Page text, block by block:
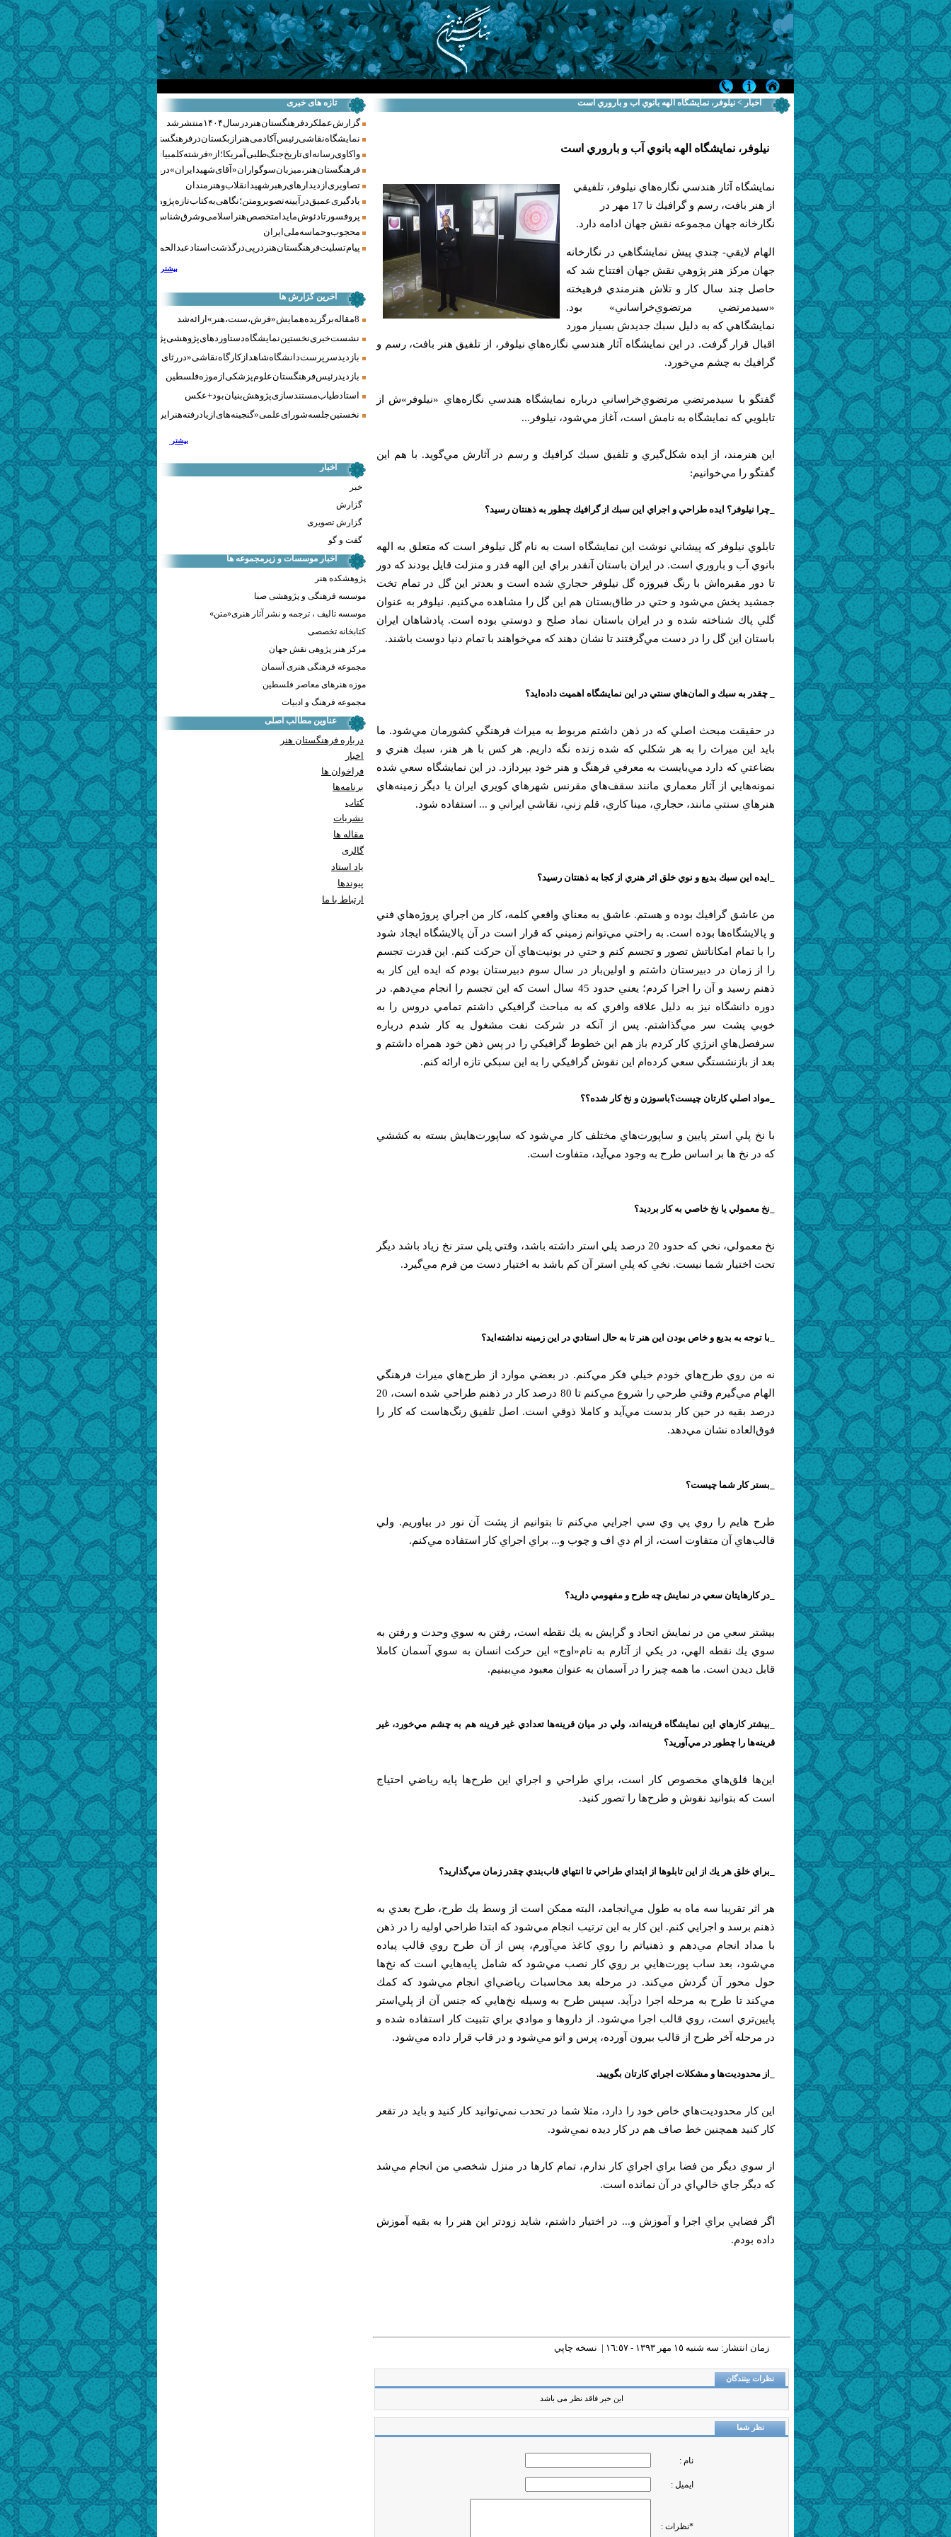
تازه های خبری
گزارش عملکرد فرهنگستان هنر در سال ۱۴۰۴ منتشر شد
نمایشگاه نقاشی رئیس آکادمی هنر ازبکستان در فرهنگستان هنر
واکاوی رسانه‌ای تاریخ جنگ‌طلبی آمریکا؛ از «فرشته کلمبیا» تا پنتاگونیسم هالیوود
فرهنگستان هنر، میزبان سوگواران «آقای شهید ایران» در روزهای وداع شد+ گزارش تصویری
تصاویری از دیدارهای رهبر شهید انقلاب و هنرمندان
یادگیری عمیق در آیینه تصویر و متن؛ نگاهی به کتاب تازه پژوهشکده هنر
پروفسور تادئوش مایدا متخصص هنر اسلامی و شرق‌شناس لهستانی درگذشت
محجوب و حماسه ملی ایران
پیام تسلیت فرهنگستان هنر در پی درگذشت استاد عبدالحمید نقره‌کار
بیشتر
آخرین گزارش ها
8 مقاله برگزیده همایش «فرش، سنت، هنر» ارائه شد
نشست خبری نخستین نمایشگاه دستاوردهای پژوهشی پژوهشگاه‌های هنری
بازدید سرپرست دانشگاه شاهد از کارگاه نقاشی «در رثای سیمرغ تجلی»
بازدید رئیس فرهنگستان علوم پزشکی از موزه فلسطین
استاد طیاب مستندسازی پژوهش‌بنیان بود + عکس
نخستین جلسه شورای علمی «گنجینه‌های ازیادرفته هنر ایران» برگزار شد
بیشتر
اخبار
خبر
گزارش
گزارش تصویری
گفت و گو
اخبار موسسات و زیرمجموعه ها
پژوهشکده هنر
موسسه فرهنگی و پژوهشی صبا
موسسه تالیف ، ترجمه و نشر آثار هنری«متن»
کتابخانه تخصصی
مرکز هنر پژوهی نقش جهان
مجموعه فرهنگی هنری آسمان
موزه هنرهای معاصر فلسطین
مجموعه فرهنگ و ادبیات
عناوین مطالب اصلی
درباره فرهنگستان هنر
اخبار
فراخوان ها
برنامه‌ها
کتاب
نشریات
مقاله ها
گالری
یاد استاد
پيوندها
ارتباط با ما
اخبار > نيلوفر، نمايشگاه الهه بانوي آب و باروري است
نيلوفر، نمايشگاه الهه بانوي آب و باروري است
نمايشگاه آثار هندسي نگاره‌هاي نيلوفر، تلفيقي
از هنر بافت، رسم و گرافيك تا 17 مهر در
نگارخانه جهان مجموعه نقش جهان ادامه دارد.
الهام لايقي- چندي پيش نمايشگاهي در نگارخانه
جهان مركز هنر پژوهي نقش جهان افتتاح شد كه
حاصل چند سال كار و تلاش هنرمندي فرهيخته
«سيدمرتضي مرتضوي‌خراساني» بود.
نمايشگاهي كه به دليل سبك جديدش بسيار مورد
اقبال قرار گرفت. در اين نمايشگاه آثار هندسي نگاره‌هاي نيلوفر، از تلفيق هنر بافت، رسم و
گرافيك به چشم مي‌خورد.
گفتگو با سيد‌مرتضي مرتضوي‌خراساني درباره نمايشگاه هندسي نگاره‌هاي «نيلوفر»ش از
تابلويي كه نمايشگاه به نامش است، آغاز مي‌شود، نيلوفر...
اين هنرمند، از ايده شكل‌گيري و تلفيق سبك كرافيك و رسم در آثارش مي‌گويد. با هم اين
گفتگو را مي‌خوانيم:
_چرا نيلوفر؟ ايده طراحي و اجراي اين سبك از گرافيك چطور به ذهنتان رسيد؟
تابلوي نيلوفر كه پيشاني نوشت اين نمايشگاه است به نام گل نيلوفر است كه متعلق به الهه
بانوي آب و باروري است. در ايران باستان آنقدر براي اين الهه قدر و منزلت قايل بودند كه دور
تا دور مقبره‌اش با رنگ فيروزه گل نيلوفر حجاري شده است و بعدتر اين گل در تمام تخت
جمشيد پخش مي‌شود و حتي در طاق‌بستان هم اين گل را مشاهده مي‌كنيم. نيلوفر به عنوان
گلي پاك شناخته شده و در ايران باستان نماد صلح و دوستي بوده است. پادشاهان ايران
باستان اين گل را در دست مي‌گرفتند تا نشان دهند كه مي‌خواهند با تمام دنيا دوست باشند.
_ چقدر به سبك و المان‌هاي سنتي در اين نمايشگاه اهميت داده‌ايد؟
در حقيقت مبحث اصلي كه در ذهن داشتم مربوط به ميراث فرهنگي كشورمان مي‌شود. ما
بايد اين ميراث را به هر شكلي كه شده زنده نگه داريم. هر كس با هر هنر، سبك هنري و
بضاعتي كه دارد مي‌بايست به معرفي فرهنگ و هنر خود بپردازد. در اين نمايشگاه سعي شده
نمونه‌هايي از آثار معماري مانند سقف‌هاي مقرنس شهر‌هاي كويري ايران يا ديگر زمينه‌هاي
هنرهاي سنتي مانند، حجاري، مينا كاري، قلم زني، نقاشي ايراني و ... استفاده شود.
_ايده اين سبك بديع و نوي خلق اثر هنري از كجا به ذهنتان رسيد؟
من عاشق گرافيك بوده و هستم. عاشق به معناي واقعي كلمه، كار من اجراي پروژه‌هاي فني
و پالايشگاه‌ها بوده است. به راحتي مي‌توانم زميني كه قرار است در آن پالايشگاه ايجاد شود
را با تمام امكاناتش تصور و تجسم كنم و حتي در يونيت‌هاي آن حركت كنم. اين قدرت تجسم
را از زمان در دبيرستان داشتم و اولين‌بار در سال سوم دبيرستان بودم كه ايده اين كار به
ذهنم رسيد و آن را اجرا كردم؛ يعني حدود 45 سال است كه اين تجسم را انجام مي‌دهم. در
دوره دانشگاه نيز به دليل علاقه وافري كه به مباحث گرافيكي داشتم تمامي دروس را به
خوبي پشت سر مي‌گذاشتم. پس از آنكه در شركت نفت مشغول به كار شدم درباره
سرفصل‌هاي انرژي كار كردم باز هم اين خطوط گرافيكي را در پس ذهن خود همراه داشتم و
بعد از بازنشستگي سعي كرده‌ام اين نقوش گرافيكي را به اين سبكي تازه ارائه كنم.
_مواد اصلي كارتان چيست؟باسوزن و نخ كار شده؟؟
با نخ پلي استر پايين و ساپورت‌هاي مختلف كار مي‌شود كه ساپورت‌هايش بسته به كششي
كه در نخ ها بر اساس طرح به وجود مي‌آيد، متفاوت است.
_نخ معمولي يا نخ خاصي به كار برديد؟
نخ معمولي، نخي كه حدود 20 درصد پلي استر داشته باشد، وقتي پلي ستر نخ زياد باشد ديگر
تحت اختيار شما نيست. نخي كه پلي استر آن كم باشد به اختيار دست من فرم مي‌گيرد.
_با توجه به بديع و خاص بودن اين هنر تا به حال استادي در اين زمينه نداشته‌ايد؟
نه من روي طرح‌هاي خودم خيلي فكر مي‌‌كنم. در بعضي موارد از طرح‌هاي ميراث فرهنگي
الهام مي‌گيرم وقتي طرحي را شروع مي‌كنم تا 80 درصد كار در ذهنم طراحي شده است، 20
درصد بقيه در حين كار بدست مي‌آيد و كاملا ذوقي است. اصل تلفيق رنگ‌هاست كه كار را
فو‌ق‌العاده نشان مي‌دهد.
_بستر كار شما چيست؟
طرح هايم را روي پي وي سي اجرايي مي‌كنم تا بتوانيم از پشت آن نور در بياوريم. ولي
قالب‌هاي آن متفاوت است، از ام دي اف و چوب و... براي اجراي كار استفاده مي‌كنم.
_در كارهايتان سعي در نمايش چه طرح و مفهومي داريد؟
بيشتر سعي من در نمايش اتحاد و گرايش به يك نقطه است، رفتن به سوي وحدت و رفتن به
سوي يك نقطه الهي، در يكي از آثارم به نام«اوج» اين حركت انسان به سوي آسمان كاملا
قابل ديدن است. ما همه چيز را در آسمان به عنوان معبود مي‌بينيم.
_بيشتر كارهاي اين نمايشگاه قرينه‌اند، ولي در ميان قرينه‌ها تعدادي غير قرينه هم به چشم مي‌خورد، غير
قرينه‌ها را چطور در مي‌آوريد؟
اين‌ها قلق‌هاي مخصوص كار است، براي طراحي و اجراي اين طرح‌ها پايه رياضي احتياج
است كه بتوانيد نقوش و طرح‌ها را تصور كنيد.
_براي خلق هر يك از اين تابلوها از ابتداي طراحي تا انتهاي قاب‌بندي چقدر زمان مي‌گذاريد؟
هر اثر تقريبا سه ماه به طول مي‌انجامد، البته ممكن است از وسط يك طرح، طرح بعدي به
ذهنم برسد و اجرايي كنم. اين كار به اين ترتيب انجام مي‌شود كه ابتدا طراحي اوليه را در ذهن
با مداد انجام مي‌دهم و ذهنياتم را روي كاغذ مي‌آورم، پس از آن طرح روي قالب پياده
مي‌شود، بعد ساب پورت‌هايي بر روي كار نصب مي‌شود كه شامل پايه‌هايي است كه نخ‌ها
حول محور آن گردش مي‌‌كند. در مرحله بعد محاسبات رياضي‌اي انجام مي‌شود كه كمك
مي‌كند تا طرح به مرحله اجرا درآيد. سپس طرح به‌ وسيله نخ‌هايي كه جنس آن از پلي‌استر
پايين‌تري است، روي قالب اجرا مي‌شود. از داروها و موادي براي تثبيت كار استفاده شده و
در مرحله آخر طرح از قالب بيرون آورده، پرس و اتو مي‌شود و در قاب قرار داده مي‌شود.
_از محدوديت‌ها و مشكلات اجراي كارتان بگوييد.
اين كار محدوديت‌هاي خاص خود را دارد، مثلا شما در تحدب نمي‌توانيد كار كنيد و بايد در تقعر
كار كنيد همچنين خط صاف هم در كار ديده نمي‌شود.
از سوي ديگر من فضا براي اجراي كار ندارم، تمام كارها در منزل شخصي من انجام مي‌شد
كه ديگر جاي خالي‌اي در آن نمانده است.
اگر فضايي براي اجرا و آموزش و... در اختيار داشتم، شايد زودتر اين هنر را به بقيه آموزش
داده بودم.
زمان انتشار: سه شنبه ١٥ مهر ١٣٩٣ - ١٦:٥٧ | نسخه چاپي
نظرات بینندگان
این خبر فاقد نظر می باشد
نظر شما
نام :
ایمیل :
*نظرات :